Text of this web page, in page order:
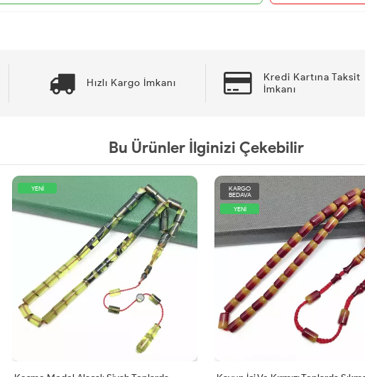
Hızlı Kargo İmkanı
Kredi Kartına Taksit
İmkanı
Bu Ürünler İlginizi Çekebilir
YENİ
KARGO
BEDAVA
YENİ